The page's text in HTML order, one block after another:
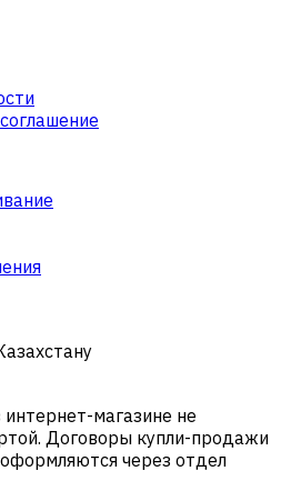
магазине не
Договоры купли-продажи
через отдел